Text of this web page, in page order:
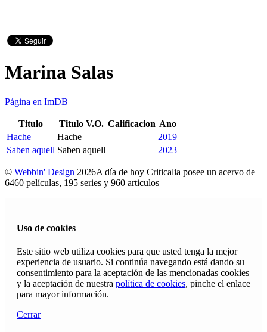
Marina Salas
Página en ImDB
Titulo Titulo V.O. Calificacion Ano
Hache
Hache
2019
Saben aquell Saben aquell 2023
© Webbin' Design 2026A día de hoy Criticalia posee un acervo de
6460 películas, 195 series y 960 articulos
Uso de cookies
Este sitio web utiliza cookies para que usted tenga la mejor
experiencia de usuario. Si continúa navegando está dando su
consentimiento para la aceptación de las mencionadas cookies
y la aceptación de nuestra política de cookies, pinche el enlace
para mayor información.
Cerrar